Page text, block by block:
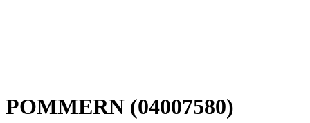
POMMERN (04007580)